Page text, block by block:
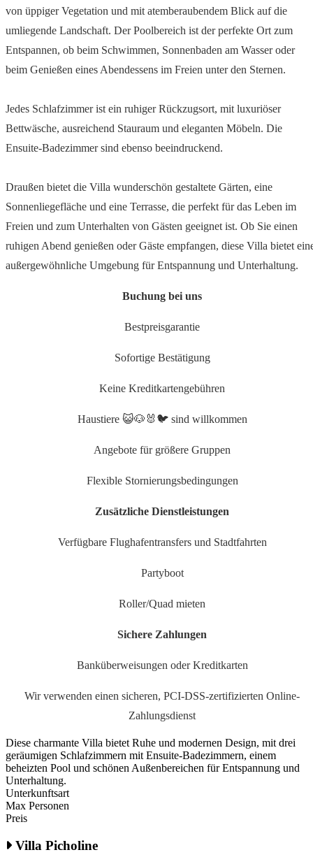
von üppiger Vegetation und mit atemberaubendem Blick auf die
umliegende Landschaft. Der Poolbereich ist der perfekte Ort zum
Entspannen, ob beim Schwimmen, Sonnenbaden am Wasser oder
beim Genießen eines Abendessens im Freien unter den Sternen.
Jedes Schlafzimmer ist ein ruhiger Rückzugsort, mit luxuriöser
Bettwäsche, ausreichend Stauraum und eleganten Möbeln. Die
Ensuite-Badezimmer sind ebenso beeindruckend.
Draußen bietet die Villa wunderschön gestaltete Gärten, eine
Sonnenliegefläche und eine Terrasse, die perfekt für das Leben im
Freien und zum Unterhalten von Gästen geeignet ist. Ob Sie einen
ruhigen Abend genießen oder Gäste empfangen, diese Villa bietet
außergewöhnliche Umgebung für Entspannung und Unterhaltung.
Buchung bei uns
Bestpreisgarantie
Sofortige Bestätigung
Keine Kreditkartengebühren
Haustiere 😺🐶🐰🐦 sind willkommen
Angebote für größere Gruppen
Flexible Stornierungsbedingungen
Zusätzliche Dienstleistungen
Verfügbare Flughafentransfers und Stadtfahrten
Partyboot
Roller/Quad mieten
Sichere Zahlungen
Banküberweisungen oder Kreditkarten
Wir verwenden einen sicheren, PCI-DSS-zertifizierten Online-
Zahlungsdienst
Diese charmante Villa bietet Ruhe und modernen Design, mit drei
geräumigen Schlafzimmern mit Ensuite-Badezimmern, einem
beheizten Pool und schönen Außenbereichen für Entspannung und
Unterhaltung.
Unterkunftsart
Max Personen
Preis
Villa Picholine